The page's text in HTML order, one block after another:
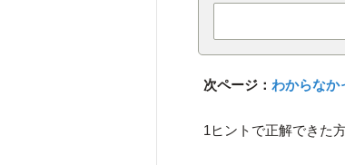
次ページ：わからなか
1ヒントで正解できた